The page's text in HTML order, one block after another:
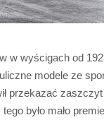
w wyścigach od
modele ze
przekazać
było mało